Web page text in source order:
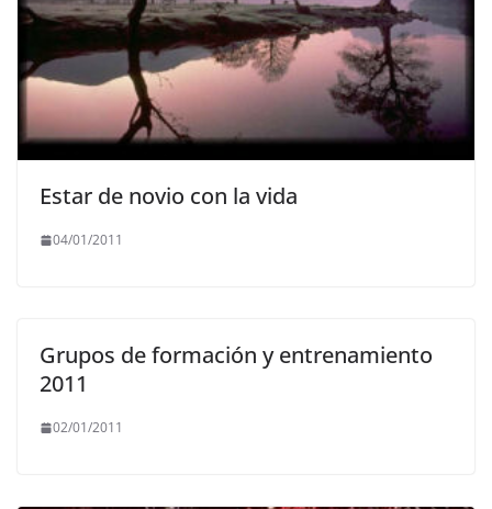
Estar de novio con la vida
04/01/2011
Grupos de formación y entrenamiento
2011
02/01/2011